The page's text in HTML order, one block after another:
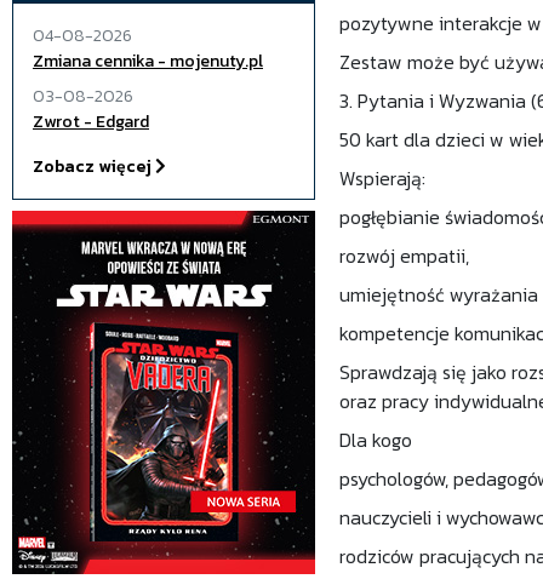
04-08-2026
Zmiana cennika - mojenuty.pl
03-08-2026
Zwrot - Edgard
Zobacz więcej
pozytywne interakcje
Zestaw może być
3. Pytania i Wyzwania
50 kart dla dzieci w
Wspierają:
pogłębianie
rozwój empatii,
umiejętność
kompetencje
Sprawdzają się jako
oraz pracy
Dla kogo
psychologów,
nauczycieli i
rodziców pracujących